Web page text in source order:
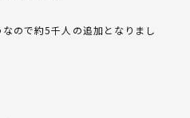
ので約5千人の追加となりまし